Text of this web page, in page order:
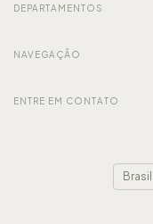
DEPARTAMENTOS
NAVEGAÇÃO
ENTRE EM CONTATO